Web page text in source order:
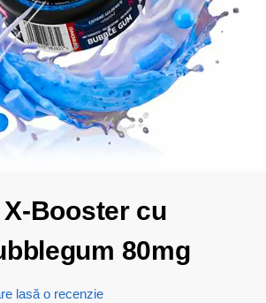
Booster cu
80mg
lasă o recenzie